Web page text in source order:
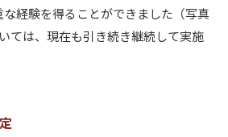
経験を得ることができました（写真
ては、現在も引き続き継続して実施